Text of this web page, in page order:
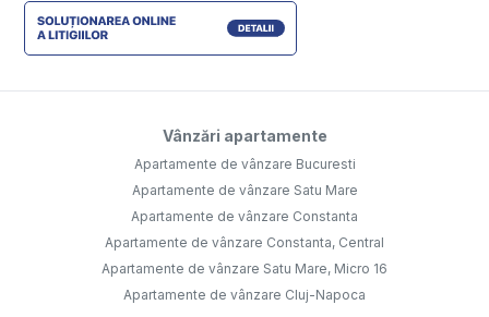
Vânzări apartamente
Apartamente de vânzare Bucuresti
Apartamente de vânzare Satu Mare
Apartamente de vânzare Constanta
Apartamente de vânzare Constanta, Central
Apartamente de vânzare Satu Mare, Micro 16
Apartamente de vânzare Cluj-Napoca